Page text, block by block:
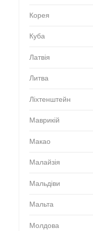
Корея
Куба
Латвія
Литва
Ліхтенштейн
Маврикій
Макао
Малайзія
Мальдіви
Мальта
Молдова